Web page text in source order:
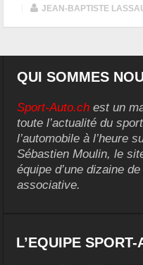
JEAN-BAPTISTE
QUI SOMMES
Sport-Auto.ch est un
toute l’actualité du
l’automobile à l’heure
Sébastien Moulin, le
équipe d’une dizaine
associative.
L’EQUIPE SPORT-